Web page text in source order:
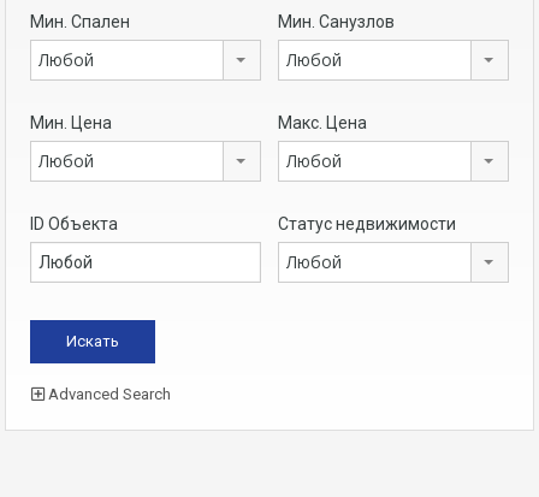
Мин. Спален
Любой
Мин. Санузлов
Любой
Мин. Цена
Любой
Макс. Цена
Любой
ID Объекта Статус недвижимости
Любой
Advanced Search